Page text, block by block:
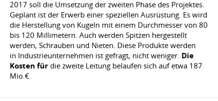
2017 soll die Umsetzung der zweiten Phase des Projektes.
Geplant ist der Erwerb einer speziellen Ausrüstung. Es wird
die Herstellung von Kugeln mit einem Durchmesser von 80
bis 120 Millimetern. Auch werden Spitzen hergestellt
werden, Schrauben und Nieten. Diese Produkte werden
in Industrieunternehmen ist gefragt, nicht weniger. Die
Kosten für die zweite Leitung belaufen sich auf etwa 187
Mio.€.